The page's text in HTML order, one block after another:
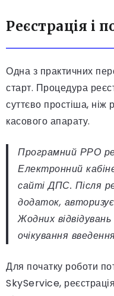
Реєстрація і
Одна з практичних
старт. Процедура
суттєво простіша, ніж
касового апарату.
Програмний РРО
Електронний
сайті ДПС. Після
додаток,
Жодних
очікування
Для початку роботи
SkyService,